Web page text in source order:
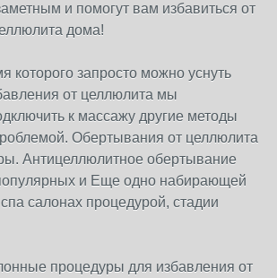
и помогут вам избавиться от
дома!
которого запросто можно уснуть
от целлюлита мы
к массажу другие методы
Обертывания от целлюлита
Антицеллюлитное обертывание
и Еще одно набирающей
салонах процедурой, стадии
процедуры для избавления от